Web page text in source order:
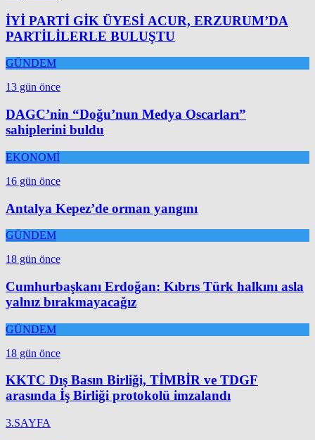
İYİ PARTİ GİK ÜYESİ ACUR, ERZURUM’DA
PARTİLİLERLE BULUŞTU
GÜNDEM
13 gün önce
DAGC’nin “Doğu’nun Medya Oscarları”
sahiplerini buldu
EKONOMİ
16 gün önce
Antalya Kepez’de orman yangını
GÜNDEM
18 gün önce
Cumhurbaşkanı Erdoğan: Kıbrıs Türk halkını asla
yalnız bırakmayacağız
GÜNDEM
18 gün önce
KKTC Dış Basın Birliği, TİMBİR ve TDGF
arasında İş Birliği protokolü imzalandı
3.SAYFA